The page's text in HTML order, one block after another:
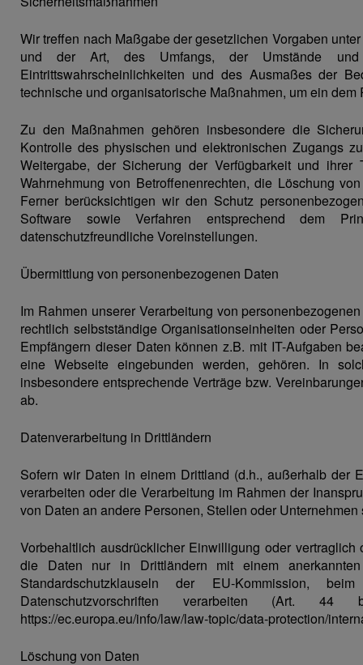
Wir treffen nach Maßgabe der gesetzlichen Vorgaben
und der Art, des Umfangs, der Umstände und
Eintrittswahrscheinlichkeiten und des Ausmaßes der
technische und organisatorische Maßnahmen, um ein
Zu den Maßnahmen gehören insbesondere die
Kontrolle des physischen und elektronischen Zugangs
Weitergabe, der Sicherung der Verfügbarkeit und
Wahrnehmung von Betroffenenrechten, die Löschung
Ferner berücksichtigen wir den Schutz
Software sowie Verfahren entsprechend dem
datenschutzfreundliche Voreinstellungen.
Übermittlung von personenbezogenen Daten
Im Rahmen unserer Verarbeitung von
rechtlich selbstständige Organisationseinheiten oder
Empfängern dieser Daten können z.B. mit IT-Aufgaben
eine Webseite eingebunden werden, gehören. In
insbesondere entsprechende Verträge bzw.
ab.
Datenverarbeitung in Drittländern
Sofern wir Daten in einem Drittland (d.h., außerhalb der
verarbeiten oder die Verarbeitung im Rahmen der
von Daten an andere Personen, Stellen oder
Vorbehaltlich ausdrücklicher Einwilligung oder
die Daten nur in Drittländern mit einem anerkannten
Standardschutzklauseln der EU-Kommission,
Datenschutzvorschriften verarbeiten (Art.
https://ec.europa.eu/info/law/law-topic/data-protection/
Löschung von Daten